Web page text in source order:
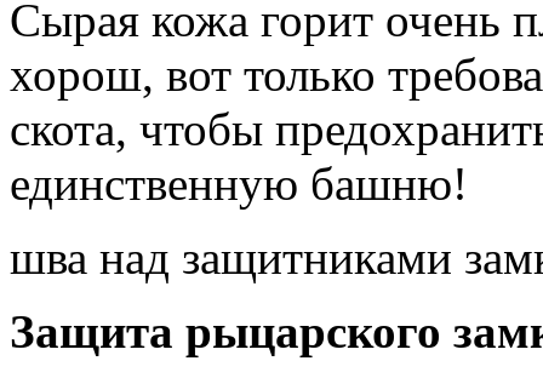
Сырая кожа горит очень
хорош, вот толь­ко
скота, что­бы
единственную башню!
шва над защитниками
Защита рыцарского